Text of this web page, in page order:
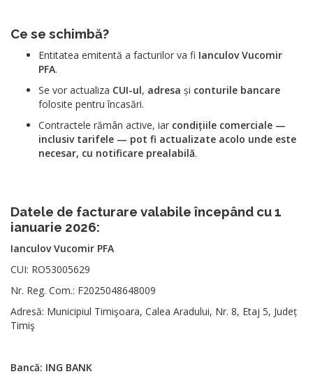
Ce se schimbă?
Entitatea emitentă a facturilor va fi Ianculov Vucomir
PFA.
Se vor actualiza CUI-ul, adresa și conturile bancare
folosite pentru încasări.
Contractele rămân active, iar condițiile comerciale —
inclusiv tarifele — pot fi actualizate acolo unde este
necesar, cu notificare prealabilă.
Datele de facturare valabile începând cu 1
ianuarie 2026:
Ianculov Vucomir PFA
CUI: RO53005629
Nr. Reg. Com.: F2025048648009
Adresă: Municipiul Timişoara, Calea Aradului, Nr. 8, Etaj 5, Județ
Timiş
Bancă: ING BANK